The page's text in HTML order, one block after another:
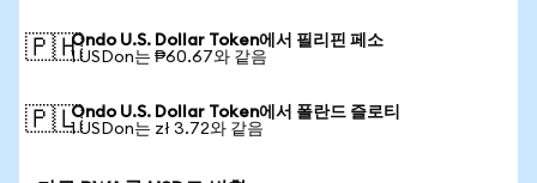
🇵🇭Ondo U.S. Dollar Token에서 필리핀 페소
1 USDon는 ₱60.67와 같음
🇵🇱Ondo U.S. Dollar Token에서 폴란드 즐로티
1 USDon는 zł 3.72와 같음